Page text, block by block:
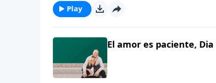
Play
El amor es paciente, Dia